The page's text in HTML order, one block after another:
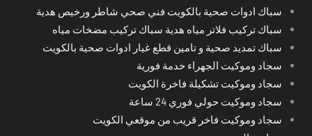
سباك ادوات صحية بالكويت فني صحي شاطر ورخيص هدية
سباك تركيب فلاتر مياه هدية سباك تركيب مضخات مياه
سباك تمديد صحية و تامين قطع غيار ادوات صحية بالكويت
سجاد وموكيت الجهراء خدمة فورية
سجاد وموكيت تشكيلة فاخرة الكويت
سجاد وموكيت حولي فوري 24 ساعة
سجاد وموكيت فاخر قريب من موقعي الكويت